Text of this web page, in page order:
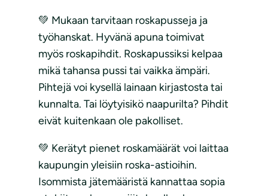
💚 Mukaan tarvitaan roskapusseja ja
työhanskat. Hyvänä apuna toimivat
myös roskapihdit. Roskapussiksi kelpaa
mikä tahansa pussi tai vaikka ämpäri.
Pihtejä voi kysellä lainaan kirjastosta tai
kunnalta. Tai löytyisikö naapurilta? Pihdit
eivät kuitenkaan ole pakolliset.
💚 Kerätyt pienet roskamäärät voi laittaa
kaupungin yleisiin roska-astioihin.
Isommista jätemääristä kannattaa sopia